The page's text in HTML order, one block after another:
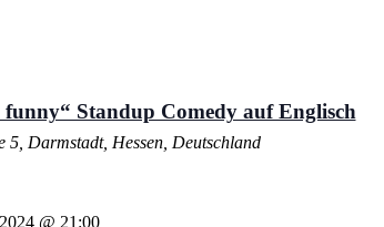
Standup Comedy auf Englisch
5, Darmstadt, Hessen, Deutschland
@ 21:00